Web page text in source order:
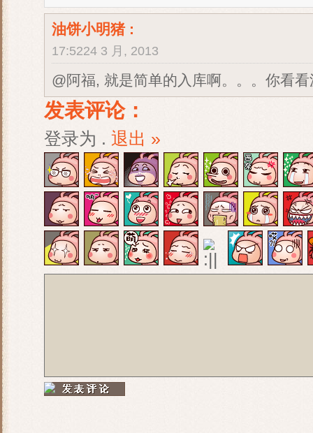
油饼小明猪:
17:5224 3 月, 2013
@阿福, 就是简单的入库啊。。。你看
发表评论：
登录为 . 退出 »